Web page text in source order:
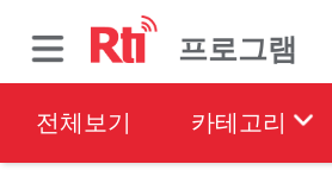
프로그램
전체보기 카테고리